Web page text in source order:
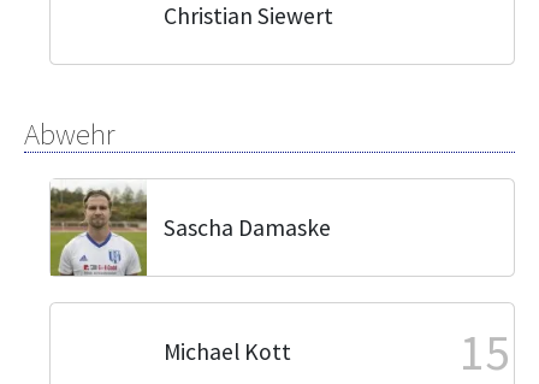
Christian Siewert
Abwehr
Sascha Damaske
Michael Kott 15